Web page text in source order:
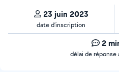
23 juin 2023
date d’inscription
2
délai de réponse